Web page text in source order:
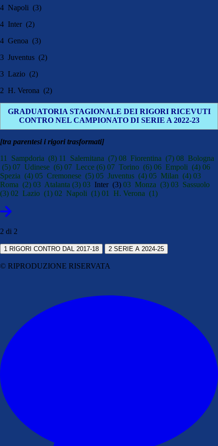
4 Napoli (3)
4 Inter (2)
4 Genoa (3)
3 Juventus (2)
3 Lazio (2)
2 H. Verona (2)
GRADUATORIA STAGIONALE DEI RIGORI RICEVUTI
CONTRO NEL CAMPIONATO DI SERIE A 2022-23
[tra parentesi i rigori trasformati]
11 Sampdoria (8) 11 Salernitana (7) 08 Fiorentina (7) 08 Bologna
(5) 07 Udinese (6) 07 Lecce (6) 07 Torino (6) 06 Empoli (4) 06
Spezia (4) 05 Cremonese (5) 05 Juventus (4) 05 Milan (4) 03
Roma (2) 03 Atalanta (3) 03 Inter (3) 03 Monza (3) 03 Sassuolo
(3) 02 Lazio (1) 02 Napoli (1) 01 H. Verona (1)
2 di 2
1 RIGORI CONTRO DAL 2017-18 2 SERIE A 2024-25
© RIPRODUZIONE RISERVATA